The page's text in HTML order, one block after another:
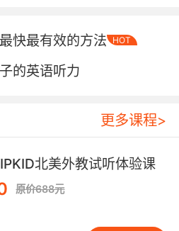
境。 具体操作上，可以从
子能看懂七八成的动画片
道“apple”“dog”“run”这
些词的意思“演”出来的内
就是学习。 • 把英语和具
“Time to get up”，吃饭时
to eat”，出门前问
。不用刻意教，就在日
子一开始可能没反应，但
再模仿，最后主动说。 •
快最有效的方法 HOT
的英语听力
更多课程>
北美外教试听体验课
原价688元